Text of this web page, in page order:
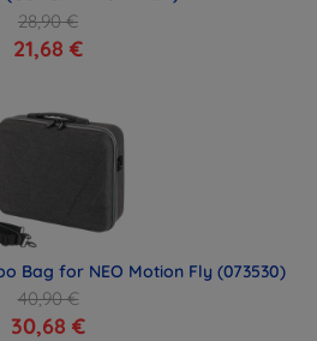
28,90 €
21,68 €
Bag for NEO Motion Fly (073530)
40,90 €
30,68 €